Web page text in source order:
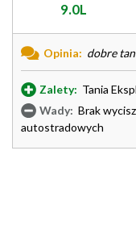
9.0L
Opinia: dobre
Zalety: Tania
Wady: Brak
autostradowych